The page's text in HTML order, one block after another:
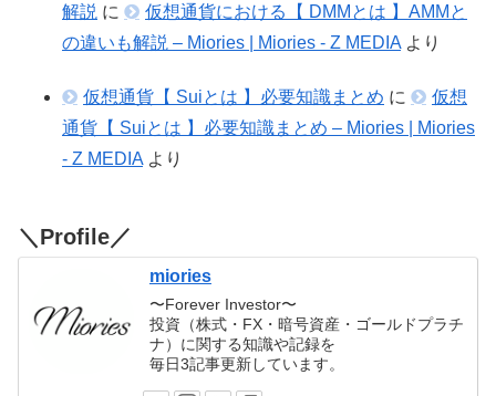
解説 に
仮想通貨における【 DMMとは 】AMMと
の違いも解説 – Miories | Miories - Z MEDIA より
仮想通貨【 Suiとは 】必要知識まとめ に
仮想
通貨【 Suiとは 】必要知識まとめ – Miories | Miories
- Z MEDIA より
＼Profile／
miories
〜Forever Investor〜
投資（株式・FX・暗号資産・ゴールドプラチ
ナ）に関する知識や記録を
毎日3記事更新しています。